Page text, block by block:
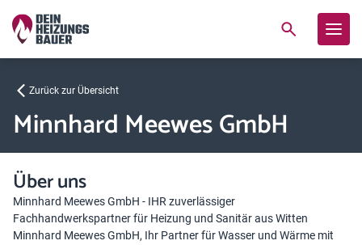
Zurück zur Übersicht
Minnhard Meewes GmbH
Über uns
Minnhard Meewes GmbH - IHR zuverlässiger
Fachhandwerkspartner für Heizung und Sanitär aus Witten
Minnhard Meewes GmbH, Ihr Partner für Wasser und Wärme mit